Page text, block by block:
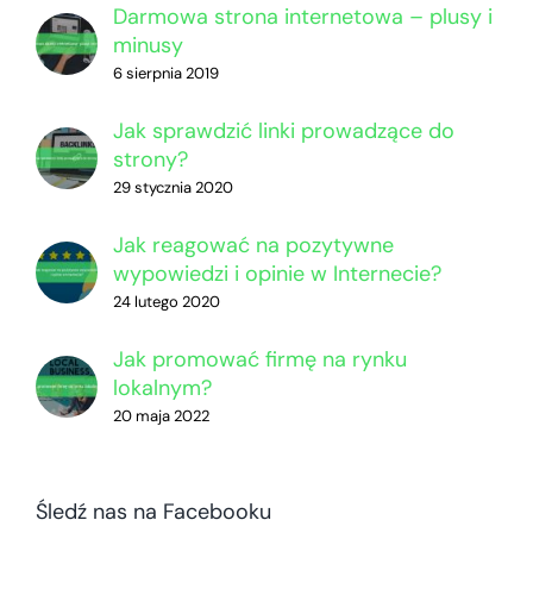
Darmowa strona internetowa – plusy i
minusy
6 sierpnia 2019
Jak sprawdzić linki prowadzące do
strony?
29 stycznia 2020
Jak reagować na pozytywne
wypowiedzi i opinie w Internecie?
24 lutego 2020
Jak promować firmę na rynku
lokalnym?
20 maja 2022
Śledź nas na Facebooku